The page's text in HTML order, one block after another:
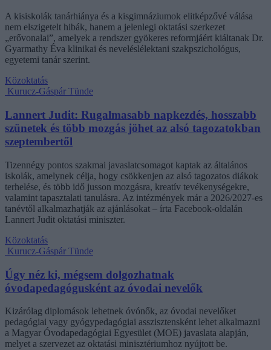
A kisiskolák tanárhiánya és a kisgimnáziumok elitképzővé válása
nem elszigetelt hibák, hanem a jelenlegi oktatási szerkezet
„erővonalai”, amelyek a rendszer gyökeres reformjáért kiáltanak Dr.
Gyarmathy Éva klinikai és neveléslélektani szakpszichológus,
egyetemi tanár szerint.
Közoktatás
Kurucz-Gáspár Tünde
Lannert Judit: Rugalmasabb napkezdés, hosszabb
szünetek és több mozgás jöhet az alsó tagozatokban
szeptembertől
Tizennégy pontos szakmai javaslatcsomagot kaptak az általános
iskolák, amelynek célja, hogy csökkenjen az alsó tagozatos diákok
terhelése, és több idő jusson mozgásra, kreatív tevékenységekre,
valamint tapasztalati tanulásra. Az intézmények már a 2026/2027-es
tanévtől alkalmazhatják az ajánlásokat – írta Facebook-oldalán
Lannert Judit oktatási miniszter.
Közoktatás
Kurucz-Gáspár Tünde
Úgy néz ki, mégsem dolgozhatnak
óvodapedagógusként az óvodai nevelők
Kizárólag diplomások lehetnek óvónők, az óvodai nevelőket
pedagógiai vagy gyógypedagógiai asszisztensként lehet alkalmazni
a Magyar Óvodapedagógiai Egyesület (MOE) javaslata alapján,
melyet a szervezet az oktatási minisztériumhoz nyújtott be.